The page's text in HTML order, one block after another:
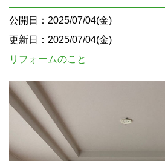
公開日：2025/07/04(金)
更新日：2025/07/04(金)
リフォームのこと